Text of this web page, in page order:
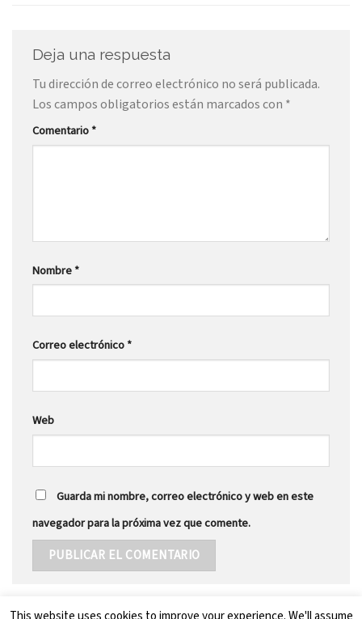
Deja una respuesta
Tu dirección de correo electrónico no será publicada.
Los campos obligatorios están marcados con *
Comentario*
Nombre*
Correo electrónico*
Web
Guarda mi nombre, correo electrónico y web en este
navegador para la próxima vez que comente.